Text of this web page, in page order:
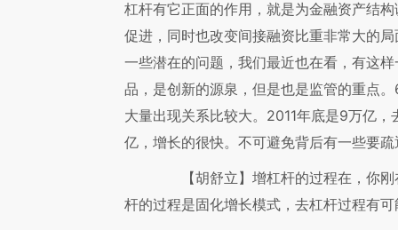
杠杆有它正面的作用，就是为金融资产结
促进，同时也改变间接融资比重非常大的
一些潜在的问题，我们最近也在看，有这
品，是创新的源泉，但是也是监管的重点
大量出现关系比较大。2011年底是9万亿
亿，增长的很快。不可避免背后有一些要
【胡舒立】 增杠杆的过程在，你
杆的过程是固化增长模式，去杠杆过程有